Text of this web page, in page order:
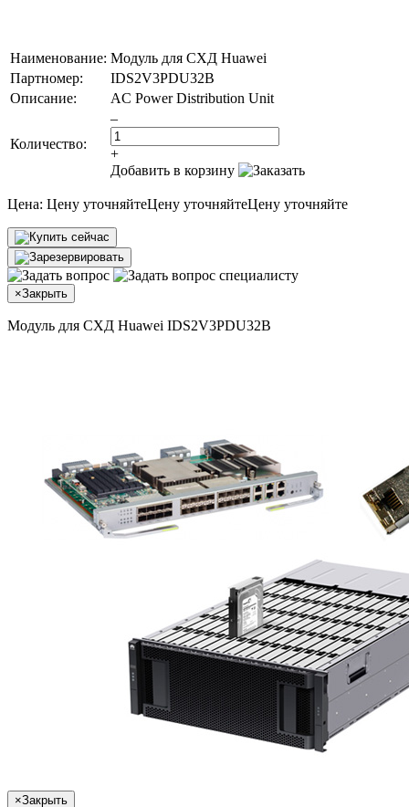
Наименование: Модуль для СХД Huawei
Партномер:
IDS2V3PDU32B
Описание:
AC Power Distribution Unit
Количество:
–
+
Добавить в корзину
Цена: Цену уточняйтеЦену уточняйтеЦену уточняйте
×Закрыть
Модуль для СХД Huawei IDS2V3PDU32B
×Закрыть